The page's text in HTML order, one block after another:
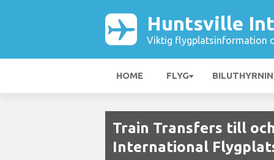
Huntsville
Viktig flygplatsinformation
HOME FLYG
Train Transfers till
International